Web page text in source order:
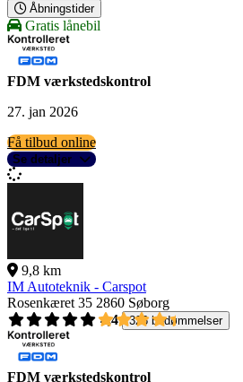
Åbningstider
Gratis lånebil
FDM værkstedskontrol
27. jan 2026
Få tilbud online
Se detaljer
9,8 km
IM Autoteknik - Carspot
Rosenkæret 35 2860 Søborg
4,4
326 bedømmelser
FDM værkstedskontrol